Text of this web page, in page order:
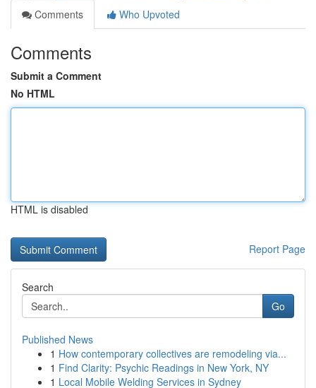
Comments
Who Upvoted
Comments
Submit a Comment
No HTML
HTML is disabled
Report Page
Search
Go
Published News
1 How contemporary collectives are remodeling via...
1 Find Clarity: Psychic Readings in New York, NY
1 Local Mobile Welding Services in Sydney